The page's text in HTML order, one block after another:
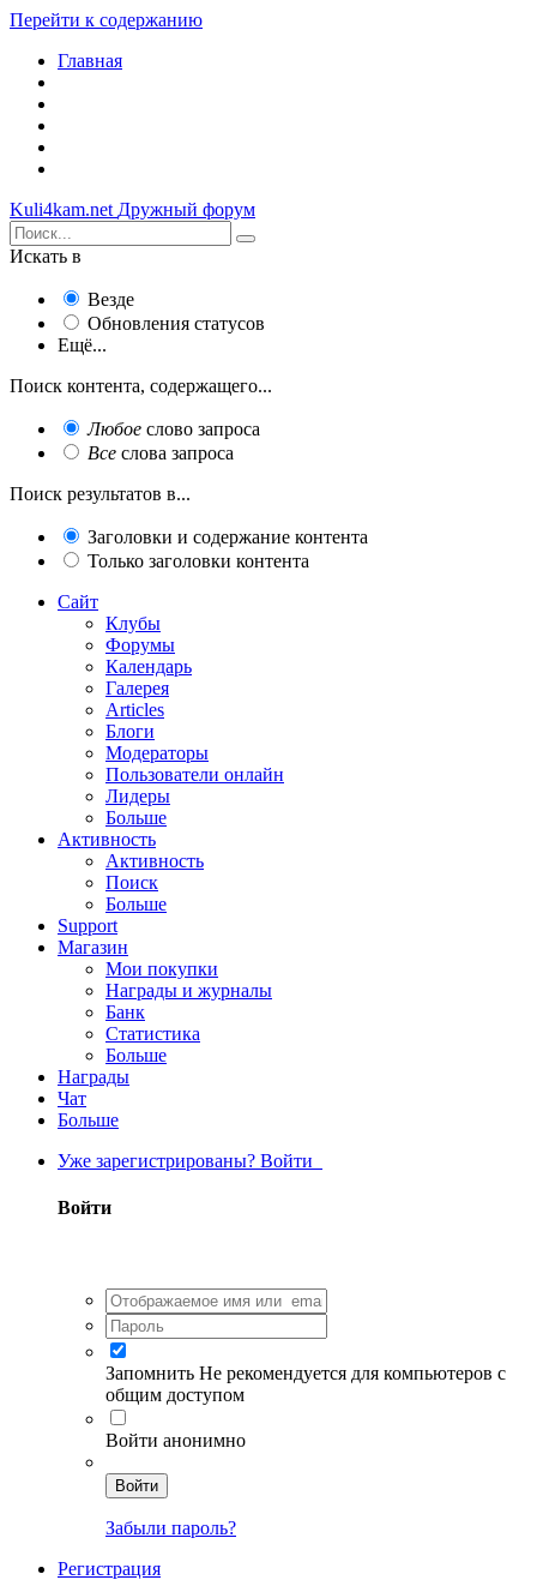
Перейти к содержанию
Главная
Kuli4kam.net Дружный форум
Искать в
Везде
Обновления статусов
Ещё...
Поиск контента, содержащего...
Любое слово запроса
Все слова запроса
Поиск результатов в...
Заголовки и содержание контента
Только заголовки контента
Сайт
Клубы
Форумы
Календарь
Галерея
Articles
Блоги
Модераторы
Пользователи онлайн
Лидеры
Больше
Активность
Активность
Поиск
Больше
Support
Магазин
Мои покупки
Награды и журналы
Банк
Статистика
Больше
Награды
Чат
Больше
Уже зарегистрированы? Войти
Войти
Запомнить Не рекомендуется для компьютеров с
общим доступом
Войти анонимно
Войти
Забыли пароль?
Регистрация